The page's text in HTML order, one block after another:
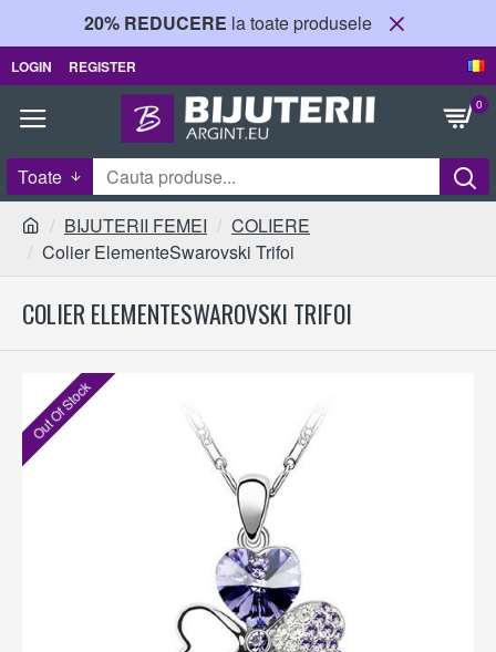
20% REDUCERE la toate produsele
LOGIN REGISTER
0
Toate
BIJUTERII FEMEI
COLIERE
Colier ElementeSwarovski Trifoi
COLIER ELEMENTESWAROVSKI TRIFOI
Out Of Stock